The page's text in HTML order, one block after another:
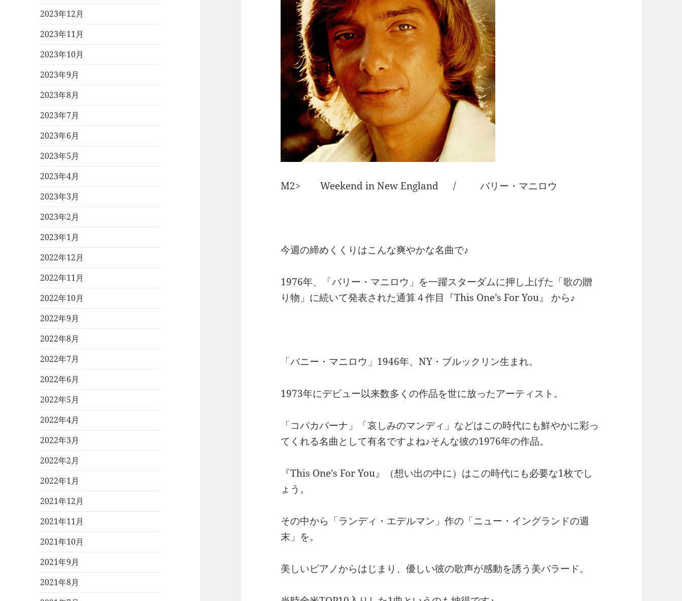
2023年12月
2023年11月
2023年10月
2023年9月
2023年8月
2023年7月
2023年6月
2023年5月
2023年4月
2023年3月
2023年2月
2023年1月
2022年12月
2022年11月
2022年10月
2022年9月
2022年8月
2022年7月
2022年6月
2022年5月
2022年4月
2022年3月
2022年2月
2022年1月
2021年12月
2021年11月
2021年10月
2021年9月
2021年8月
M2> Weekend in New England / バリー・マニロウ
今週の締めくくりはこんな爽やかな名曲で♪
1976年、「バリー・マニロウ」を一躍スターダムに押し上げた「歌の贈
り物」に続いて発表された通算４作目『This One’s For You』 から♪
「バニー・マニロウ」1946年、NY・ブルックリン生まれ。
1973年にデビュー以来数多くの作品を世に放ったアーティスト。
「コパカバーナ」「哀しみのマンディ」などはこの時代にも鮮やかに彩っ
てくれる名曲として有名ですよね♪そんな彼の1976年の作品。
『This One’s For You』（想い出の中に）はこの時代にも必要な1枚でし
ょう。
その中から「ランディ・エデルマン」作の「ニュー・イングランドの週
末」を。
美しいピアノからはじまり、優しい彼の歌声が感動を誘う美バラード。